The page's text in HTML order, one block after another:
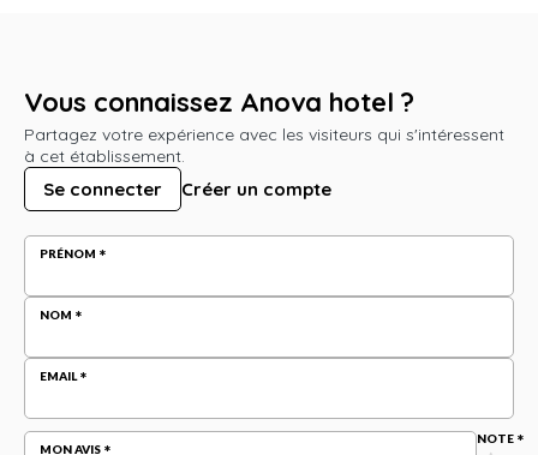
Vous connaissez Anova hotel ?
Partagez votre expérience avec les visiteurs qui s'intéressent
à cet établissement.
Se connecter Créer un compte
PRÉNOM
NOM
EMAIL
MON AVIS
NOTE